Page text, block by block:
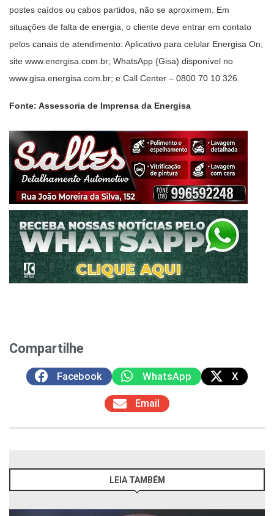
postes caídos ou cabos partidos, não se aproximem. Em
situações de falta de energia, o cliente deve entrar em contato
pelos canais de atendimento: Aplicativo para celular Energisa On;
site www.energisa.com.br; WhatsApp (Gisa) disponível no
www.gisa.energisa.com.br; e Call Center – 0800 70 10 326.
Fonte: Assessoria de Imprensa da Energisa
Compartilhe
Facebook WhatsApp X
Email
LEIA TAMBÉM